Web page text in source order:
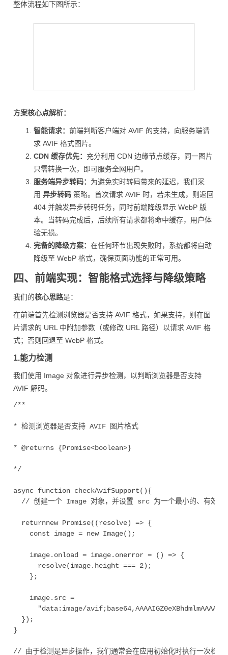
整体流程如下图所示：
方案核心点解析：
智能请求： 前端判断客户端对 AVIF 的支持，向服务端请
求 AVIF 格式图片。
CDN 缓存优先： 充分利用 CDN 边缘节点缓存，同一图片
只需转换一次，即可服务全网用户。
服务端异步转码： 为避免实时转码带来的延迟，我们采
用 异步转码 策略。首次请求 AVIF 时，若未生成，则返回
404 并触发异步转码任务，同时前端降级显示 WebP 版
本。当转码完成后，后续所有请求都将命中缓存，用户体
验无损。
完备的降级方案： 在任何环节出现失败时，系统都将自动
降级至 WebP 格式，确保页面功能的正常可用。
四、前端实现：智能格式选择与降级策略
我们的核心思路是：
在前端首先检测浏览器是否支持 AVIF 格式，如果支持，则在图
片请求的 URL 中附加参数（或修改 URL 路径）以请求 AVIF 格
式；否则回退至 WebP 格式。
1.能力检测
我们使用 Image 对象进行异步检测，以判断浏览器是否支持
AVIF 解码。
/**
* 检测浏览器是否支持 AVIF 图片格式
* @returns {Promise<boolean>}
*/
async function checkAvifSupport(){
// 创建一个 Image 对象，并设置 src 为一个最小的、有效
  returnnew Promise((resolve) => {
    const image = new Image();
    image.onload = image.onerror = () => {
      resolve(image.height === 2);
    };
    image.src =
"data:image/
  });
}
// 由于检测是异步操作，我们通常会在应用初始化时执行一次检测